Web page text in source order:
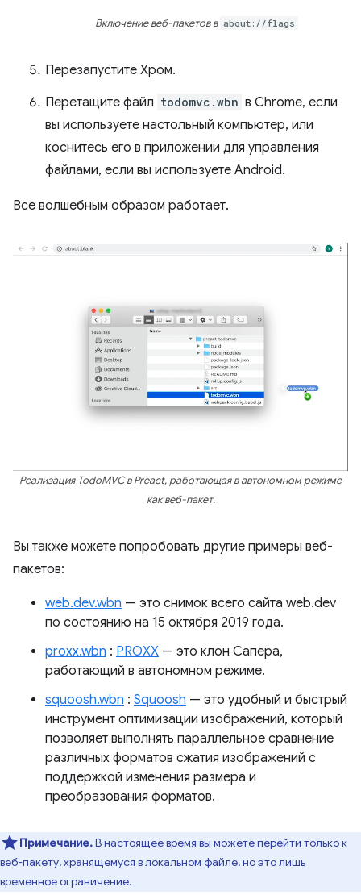
Включение веб-пакетов в about://flags
Перезапустите Хром.
Перетащите файл todomvc.wbn в Chrome, если
вы используете настольный компьютер, или
коснитесь его в приложении для управления
файлами, если вы используете Android.
Все волшебным образом работает.
Реализация TodoMVC в Preact, работающая в автономном режиме
как веб-пакет.
Вы также можете попробовать другие примеры веб-
пакетов:
web.dev.wbn — это снимок всего сайта web.dev
по состоянию на 15 октября 2019 года.
proxx.wbn : PROXX — это клон Сапера,
работающий в автономном режиме.
squoosh.wbn : Squoosh — это удобный и быстрый
инструмент оптимизации изображений, который
позволяет выполнять параллельное сравнение
различных форматов сжатия изображений с
поддержкой изменения размера и
преобразования форматов.
Примечание.В настоящее время вы можете перейти только к
веб-пакету, хранящемуся в локальном файле, но это лишь
временное ограничение.